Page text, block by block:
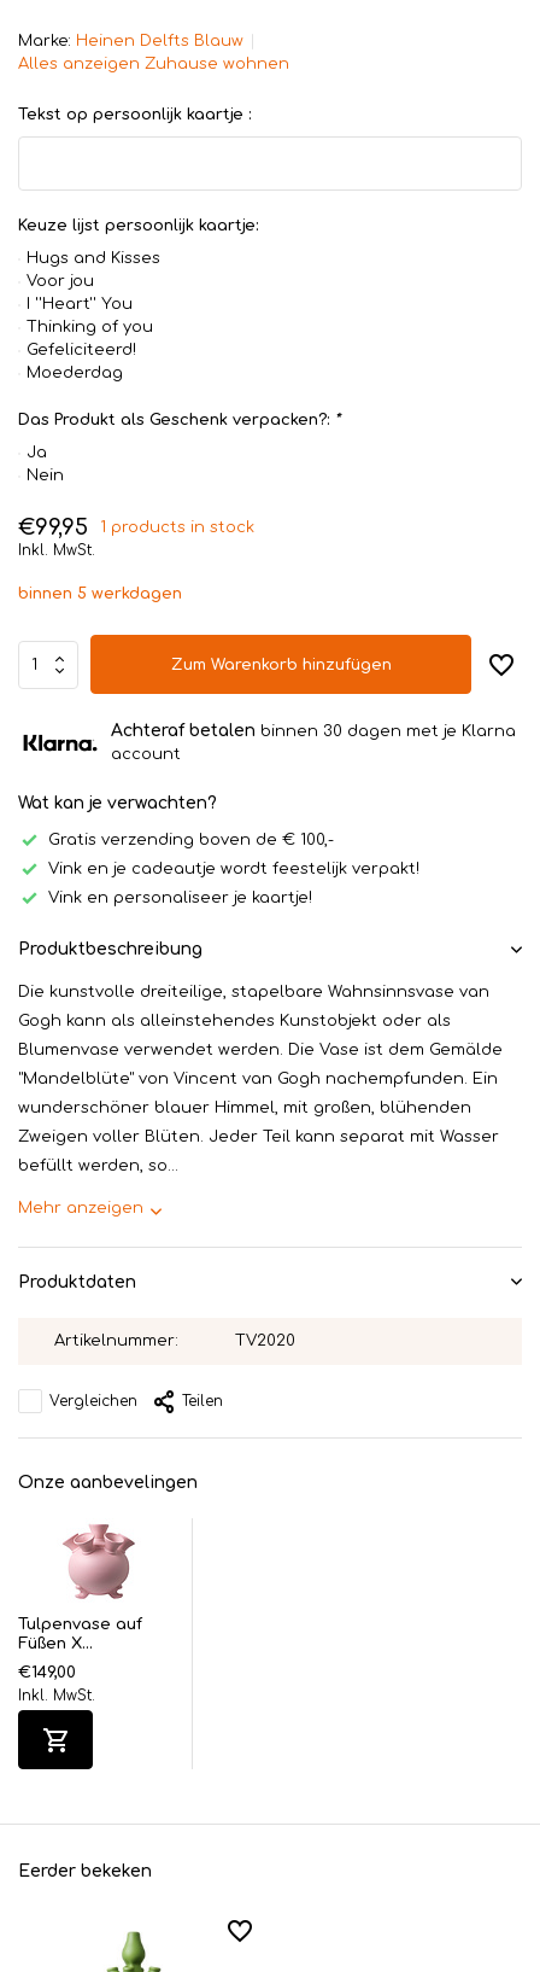
Marke: Heinen Delfts Blauw
Alles anzeigen Zuhause wohnen
Tekst op persoonlijk kaartje :
Keuze lijst persoonlijk kaartje:
Hugs and Kisses
Voor jou
I ''Heart'' You
Thinking of you
Gefeliciteerd!
Moederdag
Das Produkt als Geschenk verpacken?: *
Ja
Nein
€99,95
1 products in stock
Inkl. MwSt.
binnen 5 werkdagen
Zum Warenkorb hinzufügen
Achteraf betalen binnen 30 dagen met je Klarna
account
Wat kan je verwachten?
Gratis verzending boven de € 100,-
Vink en je cadeautje wordt feestelijk verpakt!
Vink en personaliseer je kaartje!
Produktbeschreibung
Die kunstvolle dreiteilige, stapelbare Wahnsinnsvase van
Gogh kann als alleinstehendes Kunstobjekt oder als
Blumenvase verwendet werden. Die Vase ist dem Gemälde
"Mandelblüte" von Vincent van Gogh nachempfunden. Ein
wunderschöner blauer Himmel, mit großen, blühenden
Zweigen voller Blüten. Jeder Teil kann separat mit Wasser
befüllt werden, so...
Mehr anzeigen
Produktdaten
Artikelnummer: TV2020
Vergleichen Teilen
Onze aanbevelingen
Tulpenvase auf
Füßen X...
€149,00
Inkl. MwSt.
Eerder bekeken